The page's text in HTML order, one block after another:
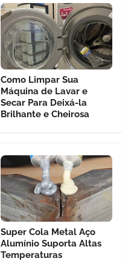
Como Limpar Sua
Máquina de Lavar e
Secar Para Deixá-la
Brilhante e Cheirosa
Super Cola Metal Aço
Alumínio Suporta Altas
Temperaturas